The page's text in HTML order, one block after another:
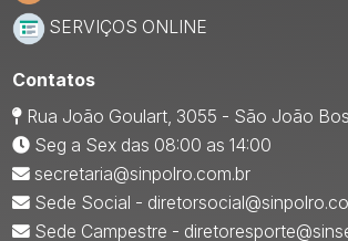
SERVIÇOS ONLINE
Contatos
Rua João Goulart, 3055 - São João
Seg a Sex das 08:00 as 14:00
secretaria@sinpolro.com.br
Sede Social -
Sede Campestre -